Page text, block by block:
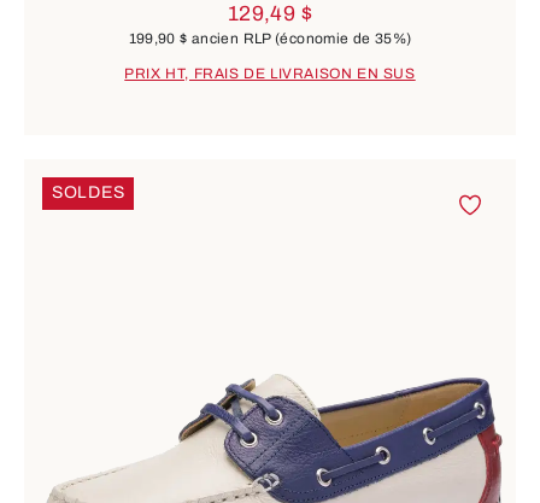
129,49 $
199,90 $ ancien RLP(économie de 35%)
PRIX HT, FRAIS DE LIVRAISON EN SUS
SOLDES